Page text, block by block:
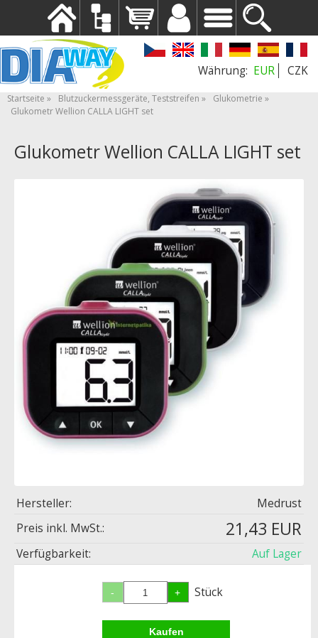
EUR CZK
Startseite Blutzuckermessgeräte, Teststreifen
Glukometrie
Glukometr Wellion CALLA LIGHT set
Glukometr Wellion CALLA LIGHT set
Hersteller:
Medrust
Preis inkl. MwSt.:
21,43 EUR
Verfügbarkeit: Auf Lager
Stück